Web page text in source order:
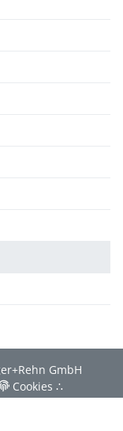
GmbH
Cookies ∴